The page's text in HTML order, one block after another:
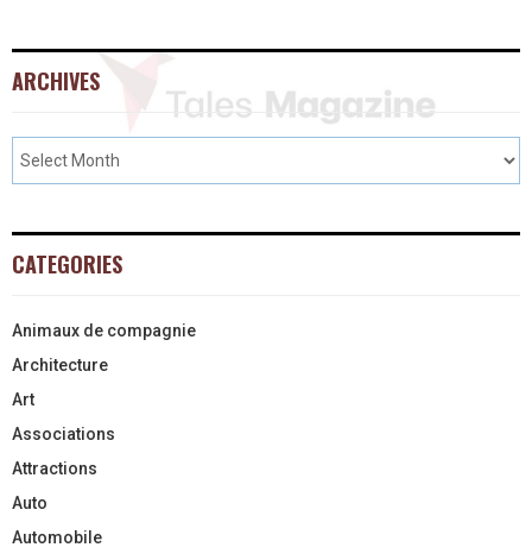
ARCHIVES
CATEGORIES
Animaux de compagnie
Architecture
Art
Associations
Attractions
Auto
Automobile